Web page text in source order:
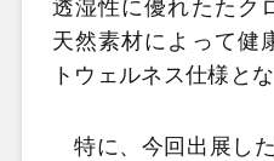
透湿性に優れたたク
天然素材によって健
トウェルネス仕様と
特に、今回出展し